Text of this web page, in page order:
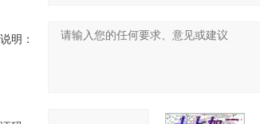
明：